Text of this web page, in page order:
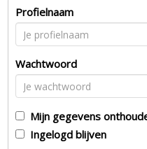
Profielnaam
Wachtwoord
Mijn gegevens
Ingelogd blijven